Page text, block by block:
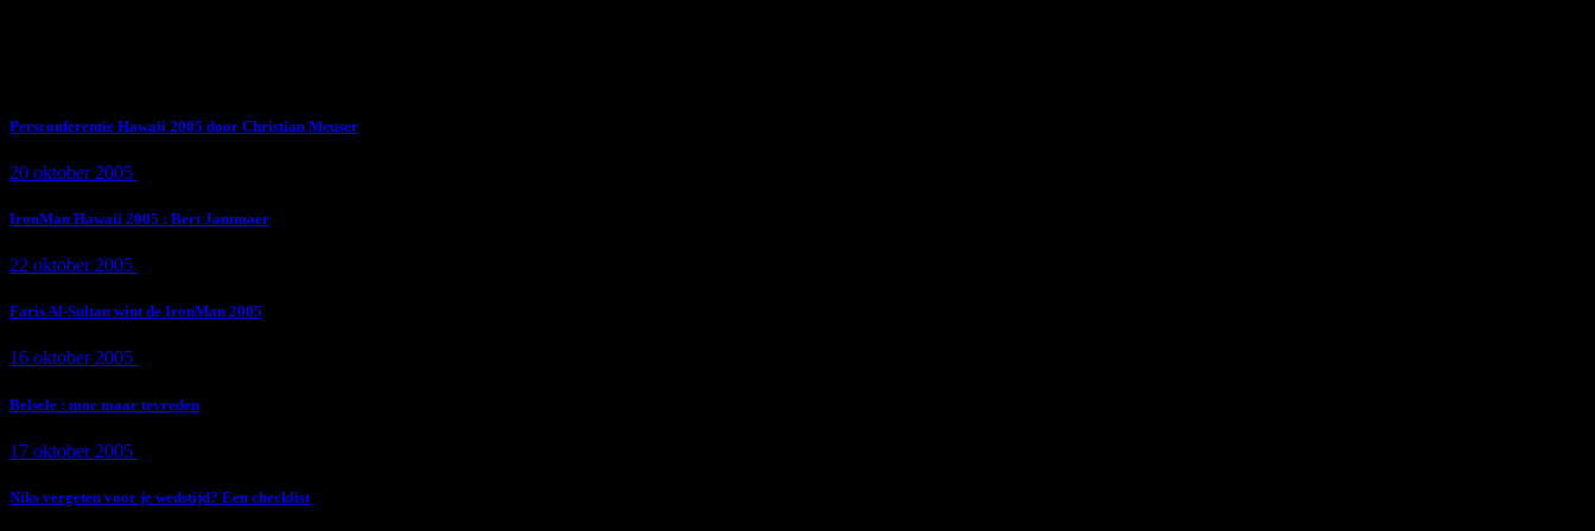
Persconferentie Hawaii 2005 door Christian Meuser
20 oktober 2005
IronMan Hawaii 2005 : Bert Jammaer
22 oktober 2005
Faris Al-Sultan wint de IronMan 2005
16 oktober 2005
Belsele : moe maar tevreden
17 oktober 2005
Niks vergeten voor je wedstijd? Een checklist